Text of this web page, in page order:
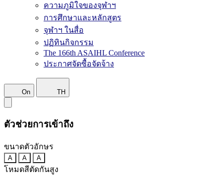
ความภูมิใจของจุฬาฯ
การศึกษาและหลักสูตร
จุฬาฯ ในสื่อ
ปฏิทินกิจกรรม
The 166th ASAIHL Conference
ประกาศจัดซื้อจัดจ้าง
On TH
ตัวช่วยการเข้าถึง
ขนาดตัวอักษร
A A A
โหมดสีตัดกันสูง